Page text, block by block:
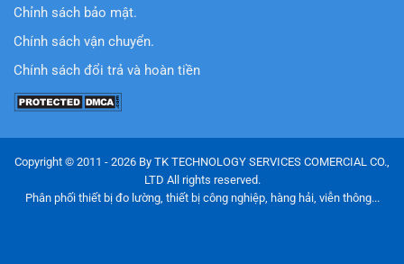
Chỉnh sách bảo mật.
Chính sách vận chuyển.
Chính sách đổi trả và hoàn tiền
Copyright © 2011 - 2026 By TK TECHNOLOGY SERVICES COMERCIAL CO.,
LTD All rights reserved.
Phân phối thiết bị đo lường, thiết bị công nghiệp, hàng hải, viễn thông...